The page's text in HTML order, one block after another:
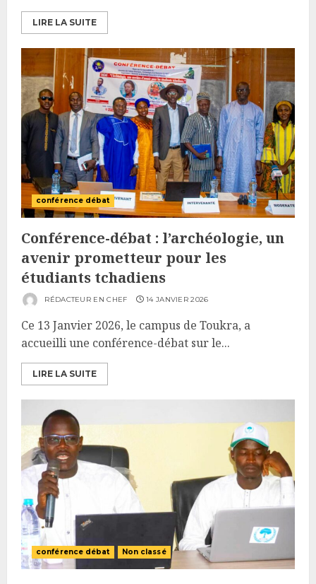
LIRE LA SUITE
conférence débat
Conférence-débat : l’archéologie, un
avenir prometteur pour les
étudiants tchadiens
RÉDACTEUR EN CHEF 14 JANVIER 2026
Ce 13 Janvier 2026, le campus de Toukra, a
accueilli une conférence-débat sur le...
LIRE LA SUITE
conférence débat Non classé